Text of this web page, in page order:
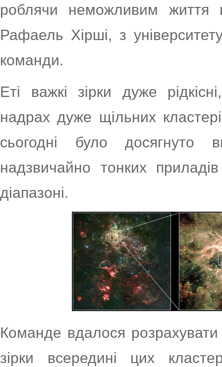
роблячи неможливим життя
Рафаель Хірші, з
команди.
Еті важкі зірки дуже
надрах дуже щільних
сьогодні було досягнуто
надзвичайно тонких
діапазоні.
Команде вдалося
зірки всередині цих